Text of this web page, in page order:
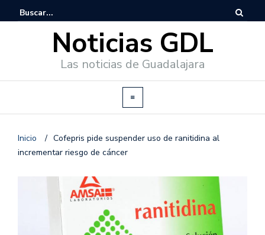
Noticias GDL
Las noticias de Guadalajara
Inicio / Cofepris pide suspender uso de ranitidina al
incrementar riesgo de cáncer